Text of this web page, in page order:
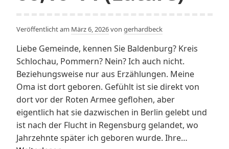
Veröffentlicht am März 6, 2026von gerhardbeck
Liebe Gemeinde, kennen Sie Baldenburg? Kreis
Schlochau, Pommern? Nein? Ich auch nicht.
Beziehungsweise nur aus Erzählungen. Meine
Oma ist dort geboren. Gefühlt ist sie direkt von
dort vor der Roten Armee geflohen, aber
eigentlich hat sie dazwischen in Berlin gelebt und
ist nach der Flucht in Regensburg gelandet, wo
Jahrzehnte später ich geboren wurde. Ihre…